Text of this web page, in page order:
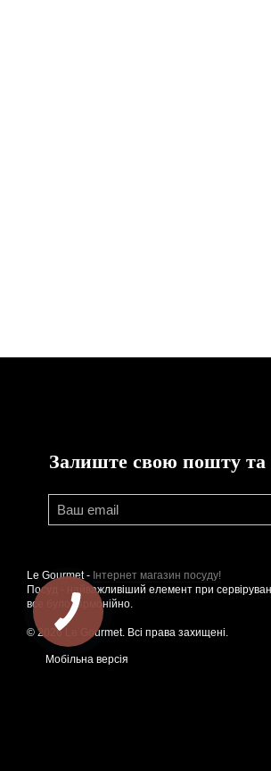
Залиште свою пошту
Le Gourmet - Інтернет магазин посуду!
Посуд - найважливіший елемент при
все було гармонійно.
© 2026 Le Gourmet. Всі права захищені.
Мобільна версія